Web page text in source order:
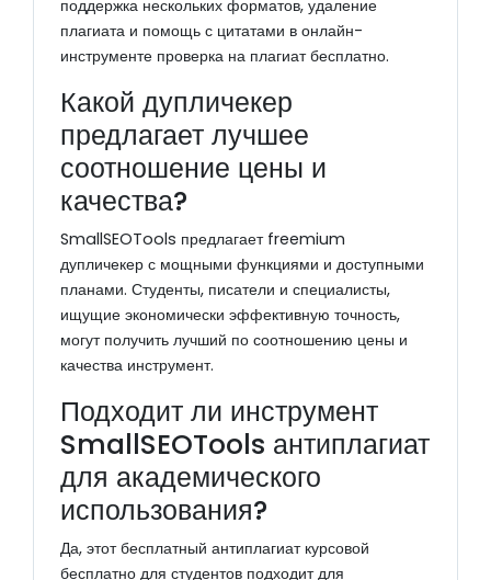
поддержка нескольких форматов, удаление
плагиата и помощь с цитатами в онлайн-
инструменте проверка на плагиат бесплатно.
Какой дупличекер
предлагает лучшее
соотношение цены и
качества?
SmallSEOTools предлагает freemium
дупличекер с мощными функциями и доступными
планами. Студенты, писатели и специалисты,
ищущие экономически эффективную точность,
могут получить лучший по соотношению цены и
качества инструмент.
Подходит ли инструмент
SmallSEOTools антиплагиат
для академического
использования?
Да, этот бесплатный антиплагиат курсовой
бесплатно для студентов подходит для